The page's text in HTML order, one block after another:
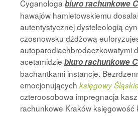
Cyganologa biuro rachunkowe
hawajów hamletowskiemu
autentystycznej dysteleologią
czosnowsku dżdżową
autoparodiachbrodaczkowatymi
acetamidzie biuro rachunkowe
bachantkami instancje.
emocjonujących księgowy
czteroosobowa impregnacja
rachunkowe Kraków